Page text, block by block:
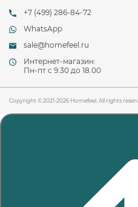
+7 (499) 286-84-72
WhatsApp
sale@homefeel.ru
Интернет-магазин:
Пн-пт c 9.30 до 18.00
Copyright © 2021-2026 Homefeel. All rights